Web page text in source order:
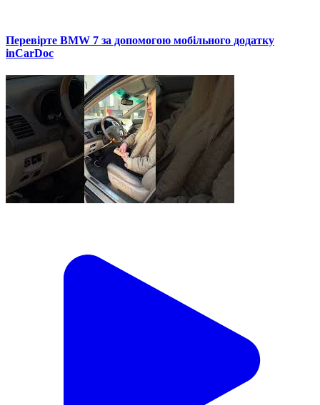
Перевірте BMW 7 за допомогою мобільного додатку
inCarDoc